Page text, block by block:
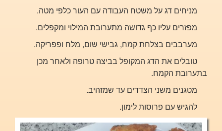
מניחים דג על משטח העבודה עם העור כלפי מטה.
מפזרים עליו כף גדושה מתערובת המילוי ומקפלים.
מערבבים בצלחת קמח, גבישי שום, מלח ופפריקה.
טובלים את הדג המקופל בביצה טרופה ולאחר מכן
בתערובת הקמח.
מטגנים משני הצדדים עד שמזהיב.
להגיש עם פרוסות לימון.